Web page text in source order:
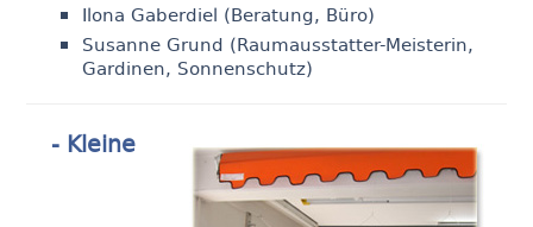
Ilona Gaberdiel (Beratung, Büro)
Susanne Grund (Raumausstatter-Meisterin,
Gardinen, Sonnenschutz)
- Kleine